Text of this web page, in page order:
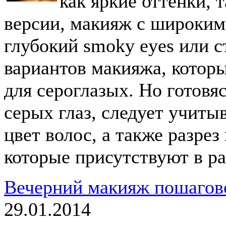
версии, макияж с
глубокий smoky eyes или
вариантов макияжа,
для сероглазых. Но
серых глаз, следует
цвет волос, а также
которые присутствуют в
Вечерний макияж
29.01.2014